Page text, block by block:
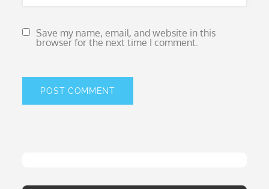
Save my name, email, and website in this
browser for the next time I comment.